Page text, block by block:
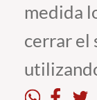
Postgrado
Formación
medida
cerrar el